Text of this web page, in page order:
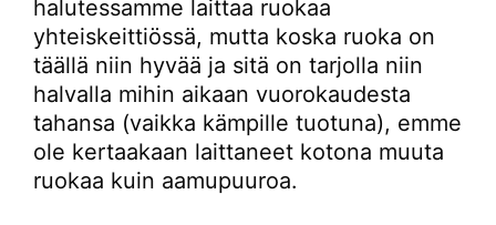
halutessamme laittaa ruokaa
yhteiskeittiössä, mutta koska ruoka on
täällä niin hyvää ja sitä on tarjolla niin
halvalla mihin aikaan vuorokaudesta
tahansa (vaikka kämpille tuotuna), emme
ole kertaakaan laittaneet kotona muuta
ruokaa kuin aamupuuroa.